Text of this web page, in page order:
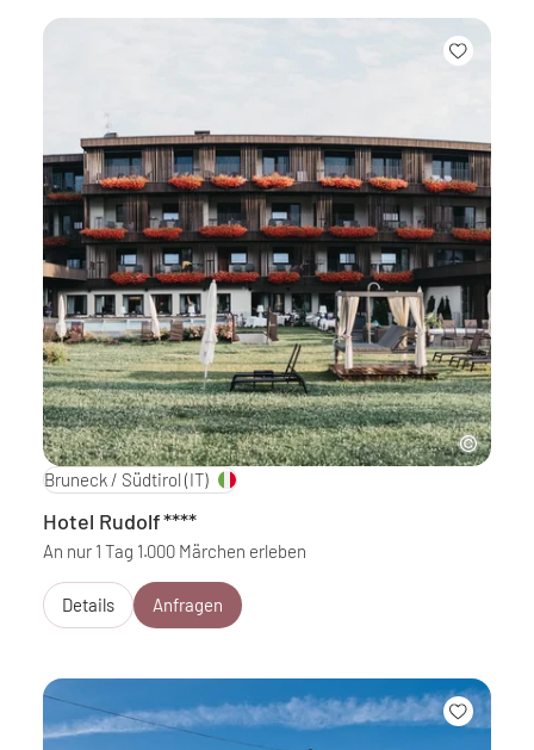
Bruneck / Südtirol (IT)
Hotel Rudolf****
An nur 1 Tag 1.000 Märchen erleben
Details Anfragen